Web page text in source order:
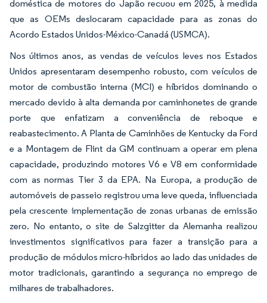
doméstica de motores do Japão recuou em 2025, à medida
que as OEMs deslocaram capacidade para as zonas do
Acordo Estados Unidos-México-Canadá (USMCA).
Nos últimos anos, as vendas de veículos leves nos Estados
Unidos apresentaram desempenho robusto, com veículos de
motor de combustão interna (MCI) e híbridos dominando o
mercado devido à alta demanda por caminhonetes de grande
porte que enfatizam a conveniência de reboque e
reabastecimento. A Planta de Caminhões de Kentucky da Ford
e a Montagem de Flint da GM continuam a operar em plena
capacidade, produzindo motores V6 e V8 em conformidade
com as normas Tier 3 da EPA. Na Europa, a produção de
automóveis de passeio registrou uma leve queda, influenciada
pela crescente implementação de zonas urbanas de emissão
zero. No entanto, o site de Salzgitter da Alemanha realizou
investimentos significativos para fazer a transição para a
produção de módulos micro-híbridos ao lado das unidades de
motor tradicionais, garantindo a segurança no emprego de
milhares de trabalhadores.